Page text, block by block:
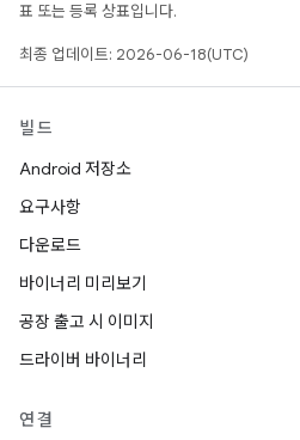
표 또는 등록 상표입니다.
최종 업데이트: 2026-06-18(UTC)
빌드
Android 저장소
요구사항
다운로드
바이너리 미리보기
공장 출고 시 이미지
드라이버 바이너리
연결